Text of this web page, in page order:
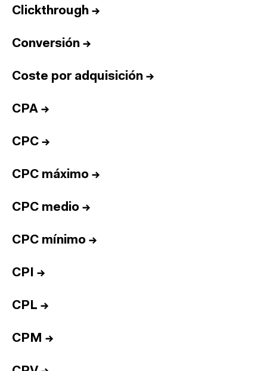
Clickthrough →
Conversión →
Coste por adquisición →
CPA →
CPC →
CPC máximo →
CPC medio →
CPC mínimo →
CPI →
CPL →
CPM →